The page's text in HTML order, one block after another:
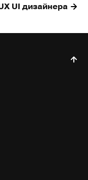
UI дизайнера